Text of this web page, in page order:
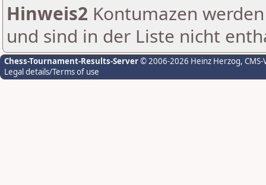
Hinweis2 Kontumazen
und sind in der Liste nicht
Chess-Tournament-Results-Server© 2006-2026 Heinz Herzog,
Legal details/Terms of use